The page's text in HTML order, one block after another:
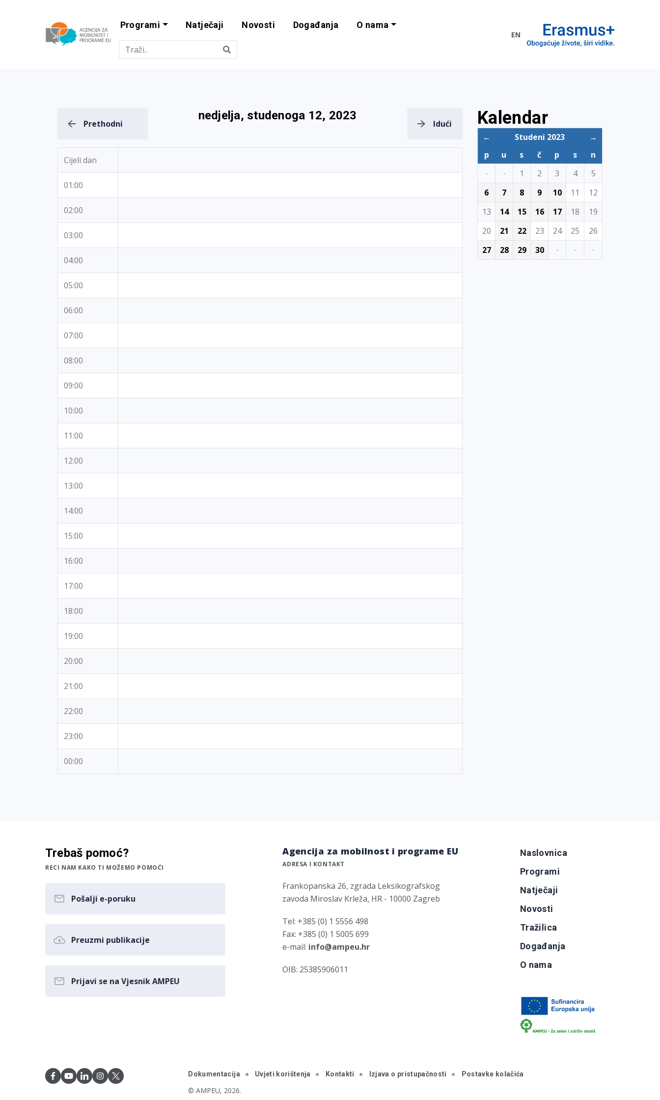
Agencija za mobilnost i programe EU
Programi Natječaji Novosti Događanja O nama
EN
Prethodni
nedjelja, studenoga 12, 2023
Idući
Cijeli dan
01:00
02:00
03:00
04:00
05:00
06:00
07:00
08:00
09:00
10:00
11:00
12:00
13:00
14:00
15:00
16:00
17:00
18:00
19:00
20:00
21:00
22:00
23:00
00:00
Kalendar
← Studeni 2023
→
p
u s č p s
n
·
· 1 2 3 4
5
6
7 8 9 10 11
12
13
14 15 16 17 18
19
20
21 22 23 24 25
26
27
28 29 30 · · ·
Trebaš pomoć?
RECI NAM KAKO TI MOŽEMO POMOĆI
Pošalji e-poruku
Preuzmi publikacije
Prijavi se na Vjesnik AMPEU
Agencija za mobilnost i programe EU
ADRESA I KONTAKT
Frankopanska 26, zgrada Leksikografskog
zavoda Miroslav Krleža, HR - 10000 Zagreb
Tel: +385 (0) 1 5556 498
Fax: +385 (0) 1 5005 699
e-mail: info@ampeu.hr
OIB: 25385906011
Naslovnica
Programi
Natječaji
Novosti
Tražilica
Događanja
O nama
Dokumentacija Uvjeti korištenja Kontakti Izjava o pristupačnosti Postavke kolačića
© AMPEU, 2026.